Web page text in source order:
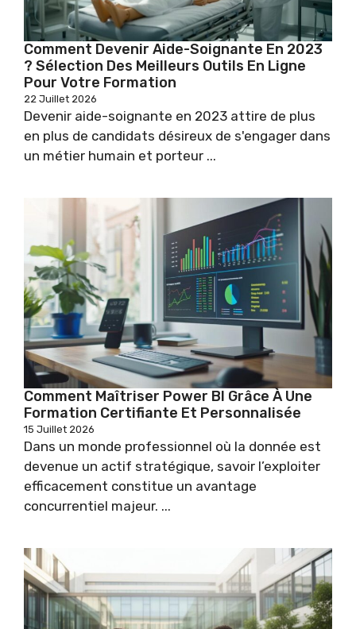
Comment Devenir Aide-Soignante En 2023
? Sélection Des Meilleurs Outils En Ligne
Pour Votre Formation
22 Juillet 2026
Devenir aide-soignante en 2023 attire de plus
en plus de candidats désireux de s'engager dans
un métier humain et porteur ...
Comment Maîtriser Power BI Grâce À Une
Formation Certifiante Et Personnalisée
15 Juillet 2026
Dans un monde professionnel où la donnée est
devenue un actif stratégique, savoir l’exploiter
efficacement constitue un avantage
concurrentiel majeur. ...